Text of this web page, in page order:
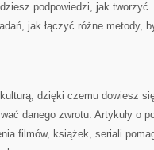
podpowiedzi, jak tworzyć
jak łączyć różne metody,
dzięki czemu dowiesz
danego zwrotu. Artykuły o
filmów, książek, seriali